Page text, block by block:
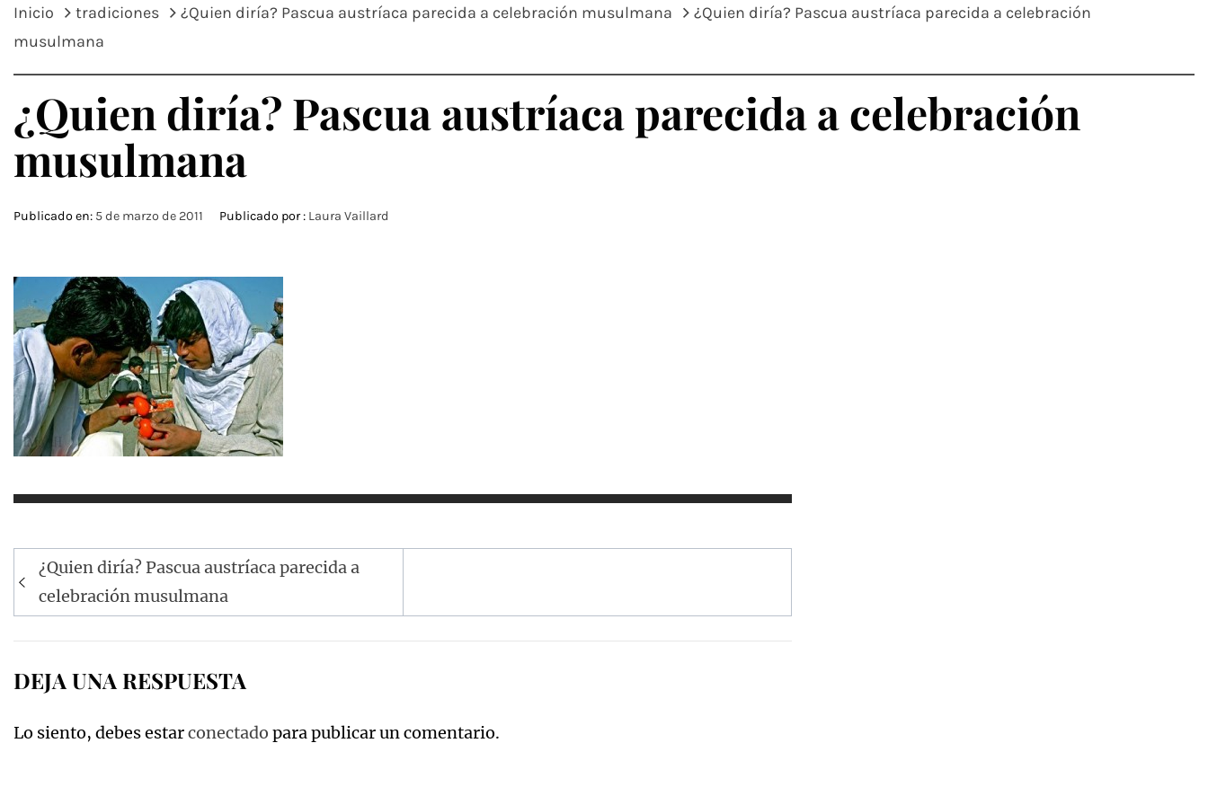
Inicio tradiciones ¿Quien diría? Pascua austríaca parecida a celebración musulmana
¿Quien diría? Pascua austríaca parecida a celebración
musulmana
¿Quien diría? Pascua austríaca parecida a celebración
musulmana
Publicado en: 5 de marzo de 2011 Publicado por : Laura Vaillard
Navegación
de
entradas
¿Quien diría? Pascua austríaca parecida a
celebración musulmana
DEJA UNA RESPUESTA
Lo siento, debes estarconectado para publicar un comentario.